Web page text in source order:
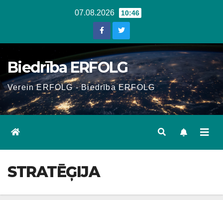
07.08.2026 10:46
Biedrība ERFOLG
Verein ERFOLG - Biedrība ERFOLG
STRATĒĢIJA